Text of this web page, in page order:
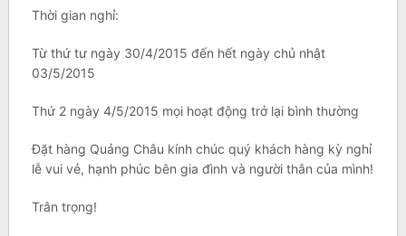
Thời gian nghỉ:
Từ thứ tư ngày 30/4/2015 đến hết ngày chủ nhật
03/5/2015
Thứ 2 ngày 4/5/2015 mọi hoạt động trở lại bình thường
Đặt hàng Quảng Châu kính chúc quý khách hàng kỳ nghỉ
lễ vui vẻ, hạnh phúc bên gia đình và người thân của mình!
Trân trọng!